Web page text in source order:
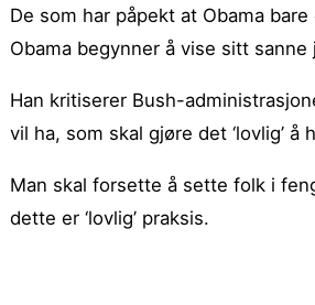
De som har påpekt at Obama
Obama begynner å vise sitt sanne
Han kritiserer Bush-
vil ha, som skal gjøre det ‘lovlig’
Man skal forsette å sette folk i
dette er ‘lovlig’ praksis.